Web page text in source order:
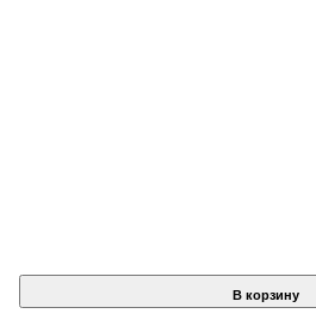
В корзину